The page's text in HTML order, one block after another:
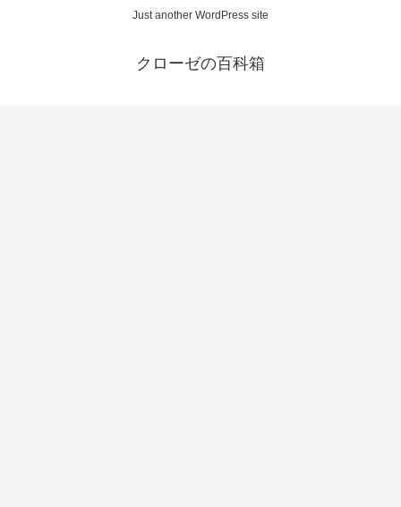
Just another WordPress site
クローゼの百科箱